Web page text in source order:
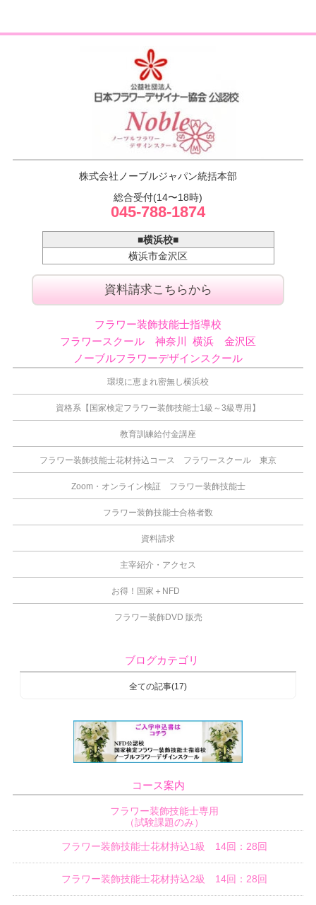
ノーブルフラワーデザインスクール
株式会社ノーブルジャパン統括本部
総合受付(14〜18時)
045-788-1874
■横浜校■
横浜市金沢区
資料請求こちらから
フラワー装飾技能士指導校
フラワースクール 神奈川 横浜 金沢区
ノーブルフラワーデザインスクール
環境に恵まれ密無し横浜校
資格系【国家検定フラワー装飾技能士1級～3級専用】
教育訓練給付金講座
フラワー装飾技能士花材持込コース フラワースクール 東京
Zoom・オンライン検証 フラワー装飾技能士
フラワー装飾技能士合格者数
資料請求
主宰紹介・アクセス
お得！国家＋NFD
フラワー装飾DVD 販売
ブログカテゴリ
全ての記事(17)
コース案内
フラワー装飾技能士専用
（試験課題のみ）
フラワー装飾技能士花材持込1級 14回：28回
フラワー装飾技能士花材持込2級 14回：28回